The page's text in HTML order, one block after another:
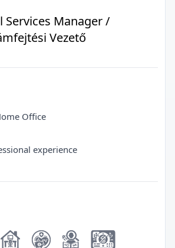
Services Manager /
Vezető
Office
experience